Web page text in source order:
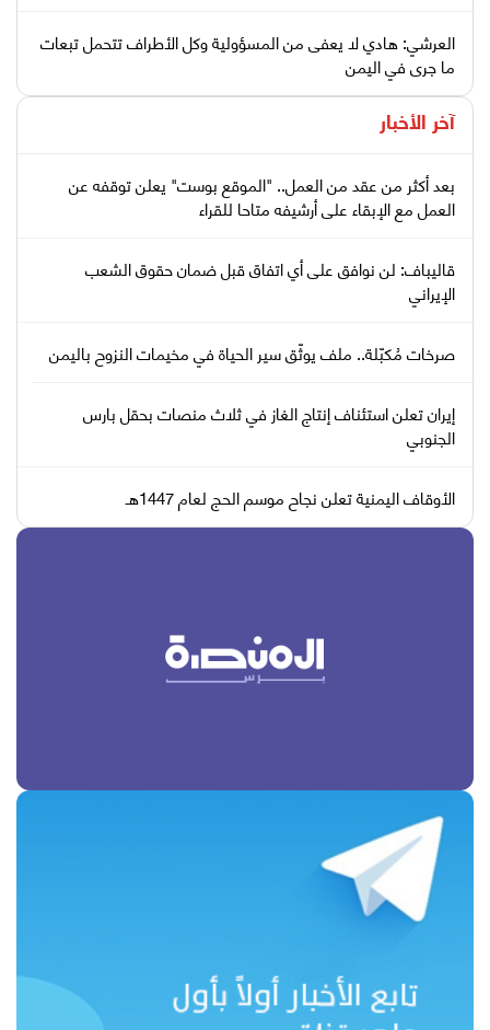
العرشي: هادي لا يعفى من المسؤولية وكل الأطراف تتحمل تبعات
ما جرى في اليمن
آخر الأخبار
بعد أكثر من عقد من العمل.. "الموقع بوست" يعلن توقفه عن
العمل مع الإبقاء على أرشيفه متاحا للقراء
قاليباف: لن نوافق على أي اتفاق قبل ضمان حقوق الشعب
الإيراني
صرخات مُكبّلة.. ملف يوثّق سير الحياة في مخيمات النزوح باليمن
إيران تعلن استئناف إنتاج الغاز في ثلاث منصات بحقل بارس
الجنوبي
الأوقاف اليمنية تعلن نجاح موسم الحج لعام 1447هـ